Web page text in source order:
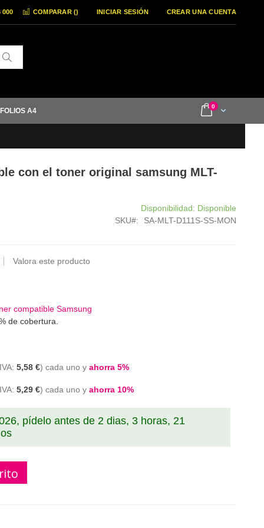
COMPARAR () INICIAR SESIÓN CREAR UNA CUENTA
000
Cart
0items
A4
con el toner original samsung MLT-
Disponibilidad: Disponible
SKU
SA-MLT-D111S-SS-MON
Valora este producto
compatible Samsung
de cobertura.
5,58 € cada uno y ahorra 5%
5,29 € cada uno y ahorra 10%
pídelo antes de 2 dias, 3 horas, 21